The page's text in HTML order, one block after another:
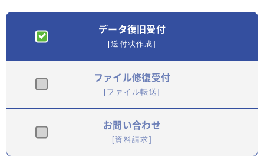
データ復旧受付
[送付状作成]
ファイル修復受付
[ファイル転送]
お問い合わせ
[資料請求]